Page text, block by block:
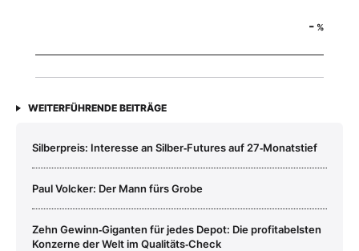
- %
WEITERFÜHRENDE BEITRÄGE
Silberpreis: Interesse an Silber‑Futures auf 27‑Monatstief
Paul Volcker: Der Mann fürs Grobe
Zehn Gewinn‑Giganten für jedes Depot: Die profitabelsten
Konzerne der Welt im Qualitäts‑Check